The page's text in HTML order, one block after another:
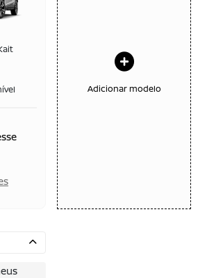
Adicionar modelo